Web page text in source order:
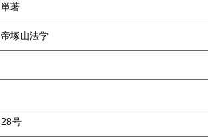
単著
帝塚山法学
28号